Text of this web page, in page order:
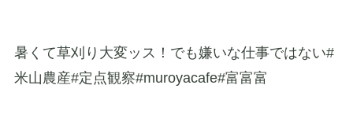
暑くて草刈り大変ッス！でも嫌いな仕事ではない#
米山農産#定点観察#muroyacafe#富富富